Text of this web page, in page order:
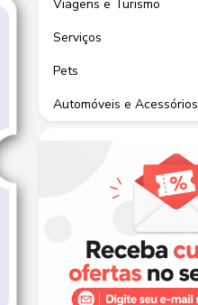
Viagens e Turismo
Serviços
Pets
Automóveis e Acessórios